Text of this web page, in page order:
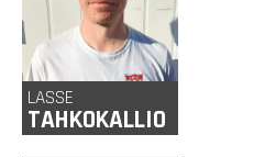
LASSE
TAHKOKALLIO